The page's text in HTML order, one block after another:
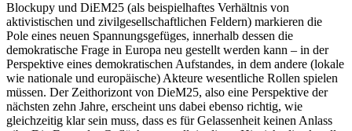
Blockupy und DiEM25 (als beispielhaftes Verhältnis von
aktivistischen und zivilgesellschaftlichen Feldern) markieren die
Pole eines neuen Spannungsgefüges, innerhalb dessen die
demokratische Frage in Europa neu gestellt werden kann – in der
Perspektive eines demokratischen Aufstandes, in dem andere (lokale
wie nationale und europäische) Akteure wesentliche Rollen spielen
müssen. Der Zeithorizont von DieM25, also eine Perspektive der
nächsten zehn Jahre, erscheint uns dabei ebenso richtig, wie
gleichzeitig klar sein muss, dass es für Gelassenheit keinen Anlass